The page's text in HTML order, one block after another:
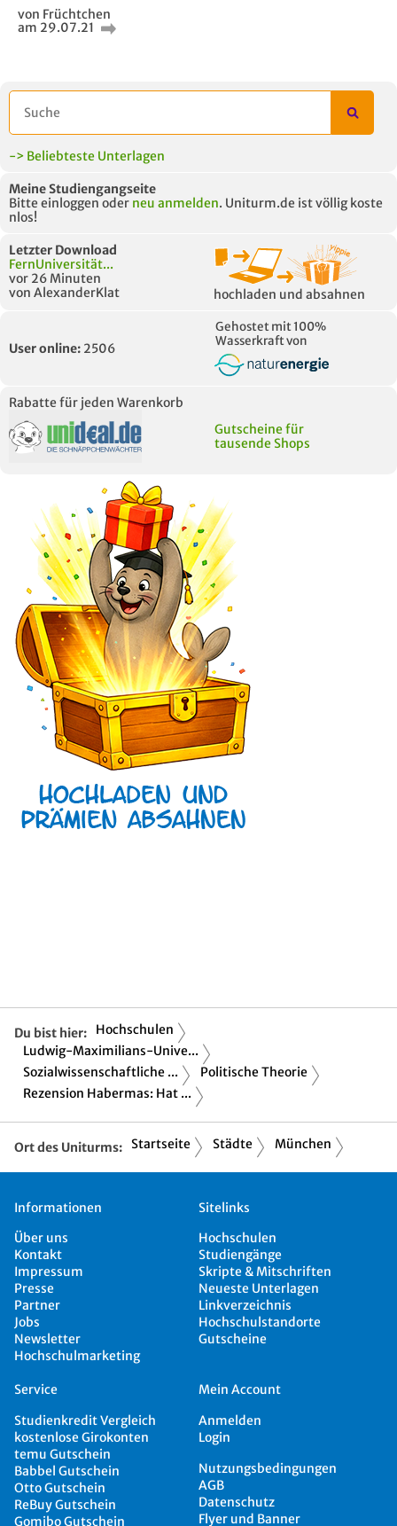
UNTERLAGE
von Früchtchen
am 29.07.21
-> Beliebteste Unterlagen
Meine Studiengangseite
Bitte einloggen oder neu anmelden. Uniturm.de ist völlig koste
nlos!
Letzter Download
FernUniversität...
vor 26 Minuten
von AlexanderKlat
hochladen und absahnen
User online: 2506
Gehostet mit 100%
Wasserkraft von
Rabatte für jeden Warenkorb
Gutscheine für
tausende Shops
Du bist hier:
Hochschulen
Ludwig-Maximilians-Unive...
Sozialwissenschaftliche ...
Politische Theorie
Rezension Habermas: Hat ...
Ort des Uniturms: Startseite Städte München
Informationen
Über uns
Kontakt
Impressum
Presse
Partner
Jobs
Newsletter
Hochschulmarketing
Sitelinks
Hochschulen
Studiengänge
Skripte & Mitschriften
Neueste Unterlagen
Linkverzeichnis
Hochschulstandorte
Gutscheine
Service
Studienkredit Vergleich
kostenlose Girokonten
temu Gutschein
Babbel Gutschein
Otto Gutschein
ReBuy Gutschein
Gomibo Gutschein
Mein Account
Anmelden
Login
Nutzungsbedingungen
AGB
Datenschutz
Flyer und Banner